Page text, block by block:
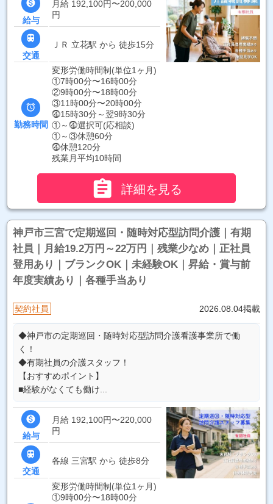

給与
月給 192,100円〜200,000
円

交通
ＪＲ 立花駅 から 徒歩15分

勤務時間
変形労働時間制(単位1ヶ月)
①7時00分〜16時00分
②9時00分〜18時00分
③11時00分〜20時00分
⓸15時30分～翌9時30分
①～⓸選択可(応相談)
①～③休憩60分
⓸休憩120分
残業月平均10時間
 詳細を見る
神戸市三宮で定期巡回・随時対応型訪問介護｜有期
社員｜月給19.2万円～22万円｜残業少なめ｜正社員
登用あり｜ブランクOK｜未経験OK｜昇給・賞与前
年度実績あり｜各種手当あり
契約社員 2026.08.04掲載
◆神戸市の定期巡回・随時対応型訪問介護看護事業所で働
く！
◆有期社員の介護スタッフ！
【おすすめポイント】
■経験がなくても働け...

給与
月給 192,100円〜220,000
円

交通
各線 三宮駅 から 徒歩8分
変形労働時間制(単位1ヶ月)
①9時00分〜18時00分